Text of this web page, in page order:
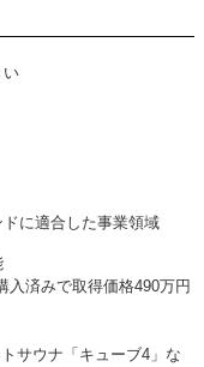
い
に適合した事業領域
済みで取得価格490万円
サウナ「キューブ4」な